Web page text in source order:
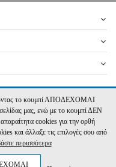
Hyper Center
το κουμπί ΑΠΟΔΕΧΟΜΑΙ
μας, ενώ με το κουμπί ΔΕΝ
cookies για την ορθή
και άλλαξε τις επιλογές σου από
περισσότερα